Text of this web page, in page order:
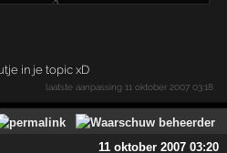
in je topic xD
laatste aanpassing11 oktober 2007 03:18
11 oktober 2007 03:20